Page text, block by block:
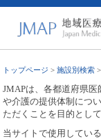
トップページ >施設別検索
JMAPは、各都道府県
や介護の提供体制につ
ただくことを目的として
当サイトで使用してい